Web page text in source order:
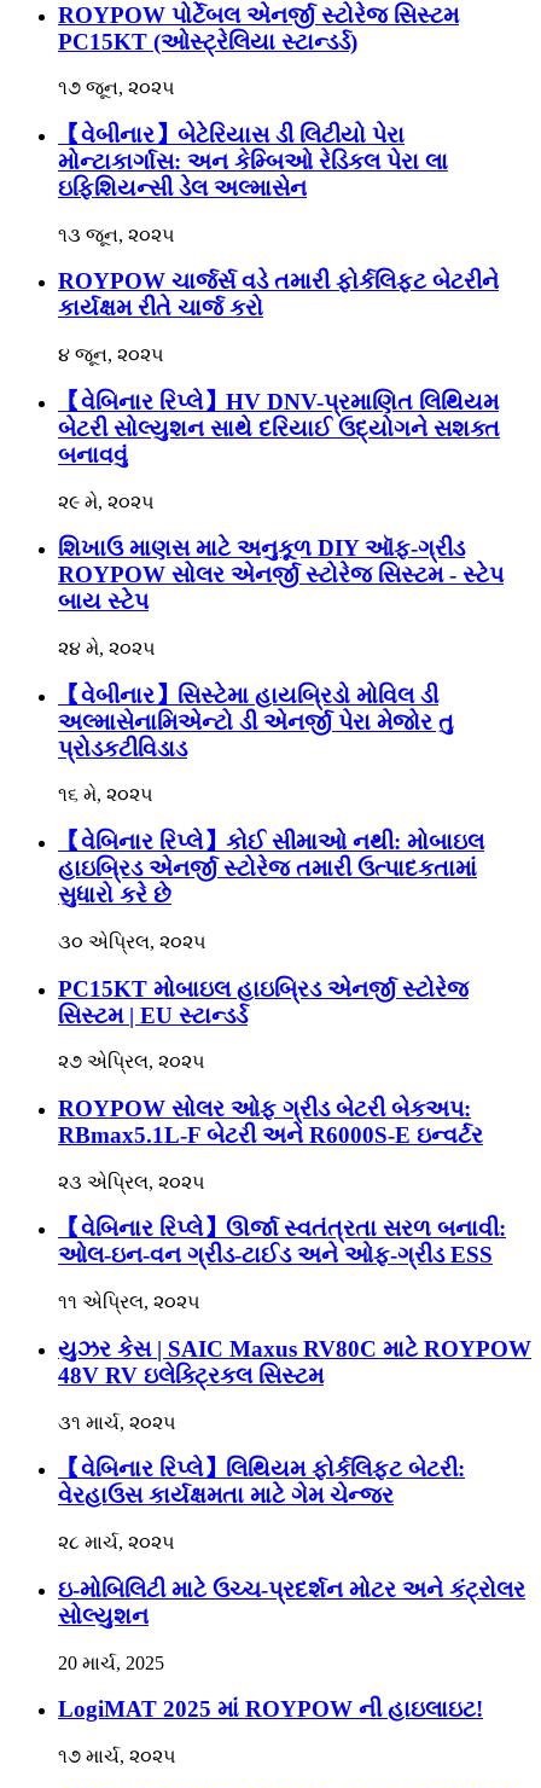
ROYPOW પોર્ટેબલ એનર્જી સ્ટોરેજ સિસ્ટમ
PC15KT (ઓસ્ટ્રેલિયા સ્ટાન્ડર્ડ)
૧૭ જૂન, ૨૦૨૫
【વેબીનાર】બેટેરિયાસ ડી લિટીયો પેરા
મોન્ટાકાર્ગાસ: અન કેમ્બિઓ રેડિકલ પેરા લા
ઇફિશિયન્સી ડેલ અલ્માસેન
૧૩ જૂન, ૨૦૨૫
ROYPOW ચાર્જર્સ વડે તમારી ફોર્કલિફ્ટ બેટરીને
કાર્યક્ષમ રીતે ચાર્જ કરો
૪ જૂન, ૨૦૨૫
【વેબિનાર રિપ્લે】HV DNV-પ્રમાણિત લિથિયમ
બેટરી સોલ્યુશન સાથે દરિયાઈ ઉદ્યોગને સશક્ત
બનાવવું
૨૯ મે, ૨૦૨૫
શિખાઉ માણસ માટે અનુકૂળ DIY ઑફ-ગ્રીડ
ROYPOW સોલર એનર્જી સ્ટોરેજ સિસ્ટમ - સ્ટેપ
બાય સ્ટેપ
૨૪ મે, ૨૦૨૫
【વેબીનાર】સિસ્ટેમા હાયબ્રિડો મોવિલ ડી
અલ્માસેનામિએન્ટો ડી એનર્જી પેરા મેજોર તુ
પ્રોડકટીવિડાડ
૧૬ મે, ૨૦૨૫
【વેબિનાર રિપ્લે】કોઈ સીમાઓ નથી: મોબાઇલ
હાઇબ્રિડ એનર્જી સ્ટોરેજ તમારી ઉત્પાદકતામાં
સુધારો કરે છે
૩૦ એપ્રિલ, ૨૦૨૫
PC15KT મોબાઇલ હાઇબ્રિડ એનર્જી સ્ટોરેજ
સિસ્ટમ | EU સ્ટાન્ડર્ડ
૨૭ એપ્રિલ, ૨૦૨૫
ROYPOW સોલર ઓફ ગ્રીડ બેટરી બેકઅપ:
RBmax5.1L-F બેટરી અને R6000S-E ઇન્વર્ટર
૨૩ એપ્રિલ, ૨૦૨૫
【વેબિનાર રિપ્લે】ઊર્જા સ્વતંત્રતા સરળ બનાવી:
ઓલ-ઇન-વન ગ્રીડ-ટાઈડ અને ઓફ-ગ્રીડ ESS
૧૧ એપ્રિલ, ૨૦૨૫
યુઝર કેસ | SAIC Maxus RV80C માટે ROYPOW
48V RV ઇલેક્ટ્રિકલ સિસ્ટમ
૩૧ માર્ચ, ૨૦૨૫
【વેબિનાર રિપ્લે】લિથિયમ ફોર્કલિફ્ટ બેટરી:
વેરહાઉસ કાર્યક્ષમતા માટે ગેમ ચેન્જર
૨૮ માર્ચ, ૨૦૨૫
ઇ-મોબિલિટી માટે ઉચ્ચ-પ્રદર્શન મોટર અને કંટ્રોલર
સોલ્યુશન
20 માર્ચ, 2025
LogiMAT 2025 માં ROYPOW ની હાઇલાઇટ!
૧૭ માર્ચ, ૨૦૨૫